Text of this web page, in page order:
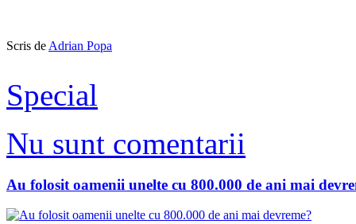
Scris de Adrian Popa
Special
Nu sunt comentarii
Au folosit oamenii unelte cu 800.000 de ani mai